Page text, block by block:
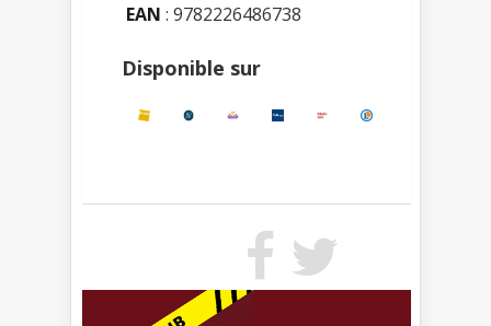
EAN : 9782226486738
Disponible sur